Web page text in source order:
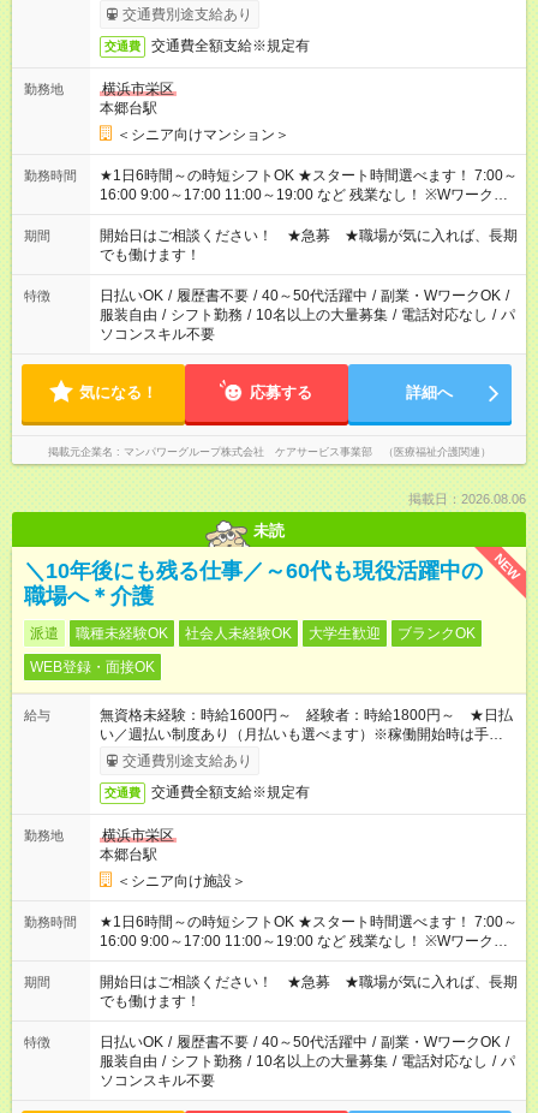
了次第のお支払いとなります。
交通費別途支給あり
交通費 交通費全額支給※規定有
勤務地
横浜市栄区
本郷台駅
＜シニア向けマンション＞
勤務時間
★1日6時間～の時短シフトOK ★スタート時間選べます！ 7:00～
16:00 9:00～17:00 11:00～19:00 など 残業なし！ ※Wワークの
場合、他のお仕事と合わせ週40時間超の就業はご案内できませ
ん ※法令に基づき、週20時間以上勤務は社会保険への加入対象
となります ※労働者派遣法（日雇い派遣の原則禁止）により、
短時間・短期間の就業はご案内が難しい場合があります
期間
開始日はご相談ください！ ★急募 ★職場が気に入れば、長期
でも働けます！
特徴 日払いOK / 履歴書不要 / 40～50代活躍中 / 副業・WワークOK /
服装自由 / シフト勤務 / 10名以上の大量募集 / 電話対応なし / パ
ソコンスキル不要
気になる！ 応募する 詳細へ
掲載元企業名 マンパワーグループ株式会社 ケアサービス事業部 （医療福祉介護関連）
掲載日：2026.08.06
未読
NEW
＼10年後にも残る仕事／～60代も現役活躍中の
職場へ＊介護
派遣 職種未経験OK 社会人未経験OK 大学生歓迎
ブランクOK
WEB登録・面接OK
給与
無資格未経験：時給1600円～ 経験者：時給1800円～ ★日払
い／週払い制度あり（月払いも選べます）※稼働開始時は手続き
完了次第のお支払いとなります。
交通費別途支給あり
交通費 交通費全額支給※規定有
勤務地
横浜市栄区
本郷台駅
＜シニア向け施設＞
勤務時間
★1日6時間～の時短シフトOK ★スタート時間選べます！ 7:00～
16:00 9:00～17:00 11:00～19:00 など 残業なし！ ※Wワークの
場合、他のお仕事と合わせ週40時間超の就業はご案内できませ
ん ※法令に基づき、週20時間以上勤務は社会保険への加入対象
となります ※労働者派遣法（日雇い派遣の原則禁止）により、
短時間・短期間の就業はご案内が難しい場合があります
期間
開始日はご相談ください！ ★急募 ★職場が気に入れば、長期
でも働けます！
特徴 日払いOK / 履歴書不要 / 40～50代活躍中 / 副業・WワークOK /
服装自由 / シフト勤務 / 10名以上の大量募集 / 電話対応なし / パ
ソコンスキル不要